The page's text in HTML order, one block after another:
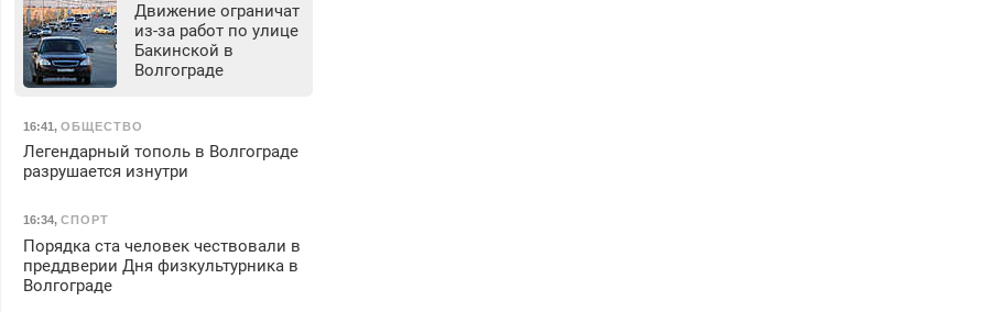
Движение ограничат
из-за работ по улице
Бакинской в
Волгограде
16:41, ОБЩЕСТВО
Легендарный тополь в Волгограде
разрушается изнутри
16:34, СПОРТ
Порядка ста человек чествовали в
преддверии Дня физкультурника в
Волгограде